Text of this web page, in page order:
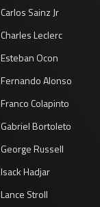
Carlos Sainz Jr
Charles Leclerc
Esteban Ocon
Fernando Alonso
Franco Colapinto
Gabriel Bortoleto
George Russell
Isack Hadjar
Lance Stroll